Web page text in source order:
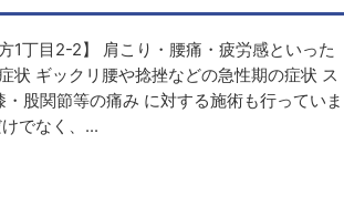
1丁目2-2】 肩こり・腰痛・疲労感といった
状 ギックリ腰や捻挫などの急性期の症状 ス
股関節等の痛み に対する施術も行っていま
でなく、...